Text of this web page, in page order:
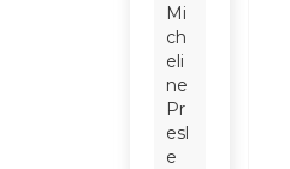
Mi
ch
eli
ne
Pr
esl
e